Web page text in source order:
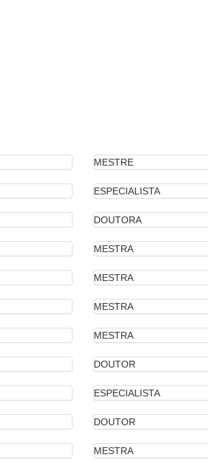
MESTRE
ESPECIALISTA
DOUTORA
MESTRA
MESTRA
MESTRA
MESTRA
DOUTOR
ESPECIALISTA
DOUTOR
MESTRA